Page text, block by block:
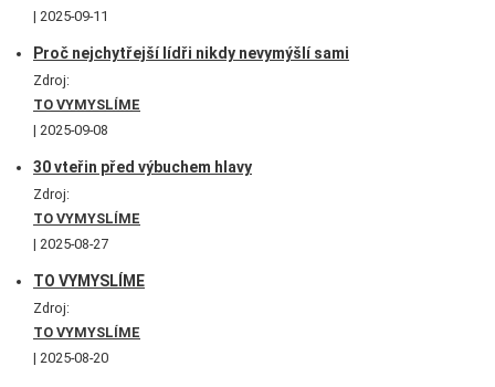
2025-09-11
Proč nejchytřejší lídři nikdy nevymýšlí sami
Zdroj:
TO VYMYSLÍME
2025-09-08
30 vteřin před výbuchem hlavy
Zdroj:
TO VYMYSLÍME
2025-08-27
TO VYMYSLÍME
Zdroj:
TO VYMYSLÍME
2025-08-20